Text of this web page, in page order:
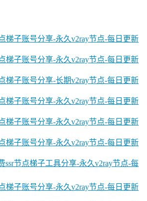
梯子账号分享-永久v2ray节点-每日更新
梯子账号分享-永久v2ray节点-每日更新
梯子账号分享-长期v2ray节点-每日更新
梯子账号分享-永久v2ray节点-每日更新
梯子账号分享-永久v2ray节点-每日更新
梯子账号分享-永久v2ray节点-每日更新
ssr节点梯子工具分享-永久v2ray节点-每
梯子账号分享-永久v2ray节点-每日更新